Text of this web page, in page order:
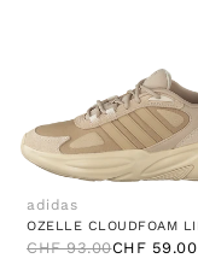
adidas
CHF 93.00CHF 59.00